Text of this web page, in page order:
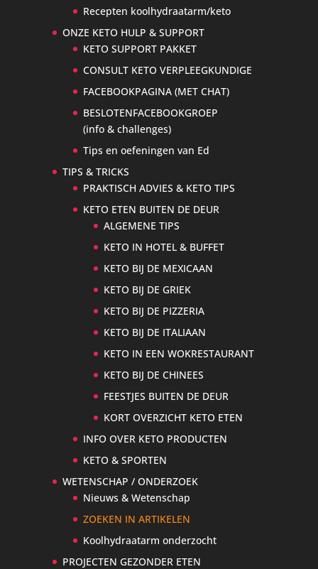
Recepten koolhydraatarm/keto
ONZE KETO HULP & SUPPORT
KETO SUPPORT PAKKET
CONSULT KETO VERPLEEGKUNDIGE
FACEBOOKPAGINA (MET CHAT)
BESLOTENFACEBOOKGROEP
(info & challenges)
Tips en oefeningen van Ed
TIPS & TRICKS
PRAKTISCH ADVIES & KETO TIPS
KETO ETEN BUITEN DE DEUR
ALGEMENE TIPS
KETO IN HOTEL & BUFFET
KETO BIJ DE MEXICAAN
KETO BIJ DE GRIEK
KETO BIJ DE PIZZERIA
KETO BIJ DE ITALIAAN
KETO IN EEN WOKRESTAURANT
KETO BIJ DE CHINEES
FEESTJES BUITEN DE DEUR
KORT OVERZICHT KETO ETEN
INFO OVER KETO PRODUCTEN
KETO & SPORTEN
WETENSCHAP / ONDERZOEK
Nieuws & Wetenschap
ZOEKEN IN ARTIKELEN
Koolhydraatarm onderzocht
PROJECTEN GEZONDER ETEN